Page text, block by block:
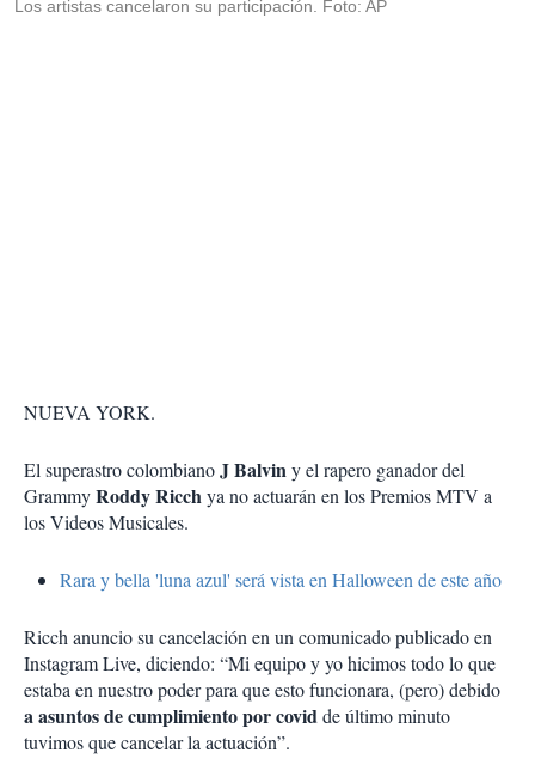
Los artistas cancelaron su participación. Foto: AP
NUEVA YORK.
El superastro colombianoJ Balviny el rapero ganador del
GrammyRoddy Ricchya no actuarán en los Premios MTV a
los Videos Musicales.
Rara y bella 'luna azul' será vista en Halloween de este año
Ricch anuncio su cancelación en un comunicado publicado en
Instagram Live, diciendo: “Mi equipo y yo hicimos todo lo que
estaba en nuestro poder para que esto funcionara, (pero) debido
a asuntos de cumplimiento por covidde último minuto
tuvimos que cancelar la actuación”.